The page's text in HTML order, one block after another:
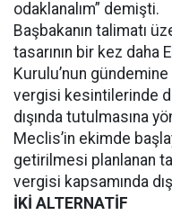
odaklanalım” demişti.
Başbakanın talimatı
tasarının bir kez daha
Kurulu’nun
vergisi kesintilerinde
dışında tutulmasına
Meclis’in ekimde
getirilmesi planlanan
vergisi kapsamında
İKİ ALTERNATİF